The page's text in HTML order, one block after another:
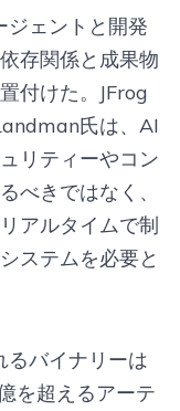
ジェントと開発
存関係と成果物
付けた。JFrog
氏は、AI
リティーやコン
べきではなく、
アルタイムで制
ステムを必要と
るバイナリーは
を超えるアーテ